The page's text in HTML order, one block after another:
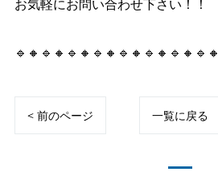
お気軽にお問い合わせ下さい！！
🔹🔸🔹🔸🔹🔸🔹🔸🔹🔸🔹🔸🔹🔸🔹🔸
< 前のページ 一覧に戻る